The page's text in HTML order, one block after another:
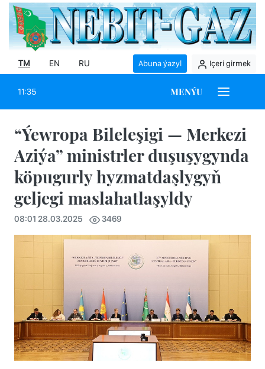
TM EN RU Abuna ýazyl Içeri girmek
11:35 MENÝU
“Ýewropa Bileleşigi — Merkezi
Aziýa” ministrler duşuşygynda
köpugurly hyzmatdaşlygyň
geljegi maslahatlaşyldy
08:01 28.03.2025 3469